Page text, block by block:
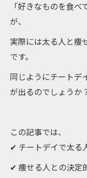
「好きなものを食
が、
実際には太る人と痩
です。
同じようにチートデ
が出るのでしょうか
この記事では、
✔ チートデイで太る
✔ 痩せる人との決定